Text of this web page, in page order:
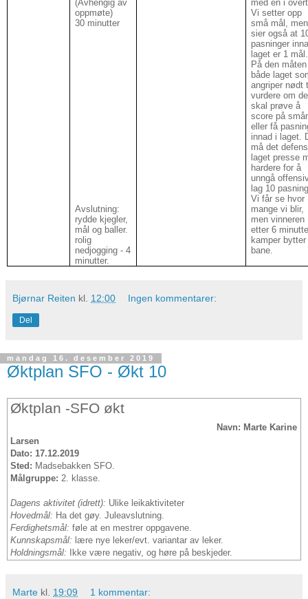
(Avhengig av
oppmøte)
30 minutter
Avslutning:
rydde kjegler,
mål og baller.
rolig
nedjogging - 4
minutter.
med en i
Vi setter opp
små mål, men
sier også at
pasninger
laget er 1 mål.
På den
både laget
angriper nødt
vurdere om de
skal prøve å
score på
eller få
innad i laget.
må det
laget presse
hardere for å
unngå
lag 10
Vi får se hvor
mange vi blir,
men vinneren
etter 6
kamper bytter
bane.
Bjørnar Reiten kl. 12:00 Ingen kommentarer:
Del
mandag 16. desember 2019
Øktplan SFO - Økt 10
Øktplan -SFO økt
Navn: Marte Karine
Larsen
Dato: 17.12.2019
Sted: Madsebakken SFO.
Målgruppe: 2. klasse.
Dagens aktivitet (idrett): Ulike leikaktiviteter
Hovedmål: Ha det gøy. Juleavslutning.
Ferdighetsmål: føle at en mestrer oppgavene.
Kunnskapsmål: lære nye leker/evt. variantar av leker.
Holdningsmål:
Ikke være negativ, og høre på beskjeder.
Marte kl. 19:09 1 kommentar: